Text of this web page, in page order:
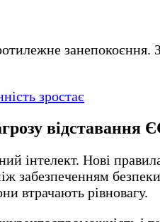
зростає
відставання
інтелект. Нові
забезпеченням
втрачають рівновагу.